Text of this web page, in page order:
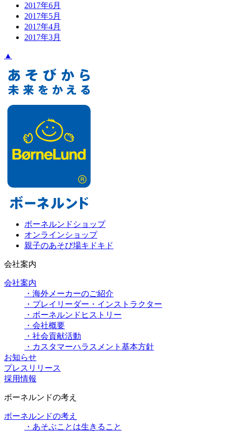
2017年6月
2017年5月
2017年4月
2017年3月
▲
ボーネルンドショップ
オンラインショップ
親子のあそび場キドキド
会社案内
会社案内
・海外メーカーのご紹介
・プレイリーダー・インストラクター
・ボーネルンドヒストリー
・会社概要
・社会貢献活動
・カスタマーハラスメント基本方針
お知らせ
プレスリリース
採用情報
ボーネルンドの考え
ボーネルンドの考え
・あそぶことは生きること